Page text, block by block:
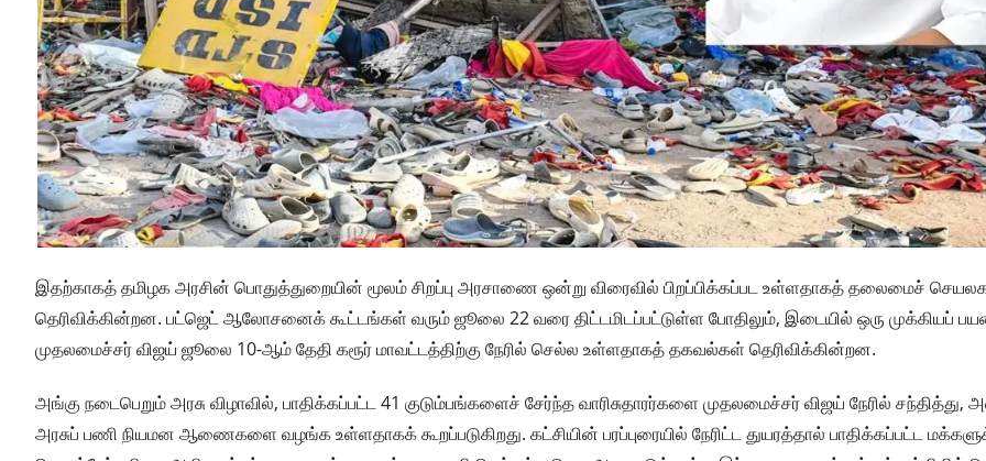
இதற்காகத் தமிழக அரசின் பொதுத்துறையின் மூலம் சிறப்பு அரசாணை ஒன்று விரைவில் பிறப்பிக்கப்பட உள்ளதாகத் தலைமைச்
தெரிவிக்கின்றன. பட்ஜெட் ஆலோசனைக் கூட்டங்கள் வரும் ஜூலை 22 வரை திட்டமிடப்பட்டுள்ள போதிலும், இடையில் ஒரு முக்கியப்
முதலமைச்சர் விஜய் ஜூலை 10-ஆம் தேதி கரூர் மாவட்டத்திற்கு நேரில் செல்ல உள்ளதாகத் தகவல்கள் தெரிவிக்கின்றன.
அங்கு நடைபெறும் அரசு விழாவில், பாதிக்கப்பட்ட 41 குடும்பங்களைச் சேர்ந்த வாரிசுதாரர்களை முதலமைச்சர் விஜய் நேரில் சந்தித்து,
அரசுப் பணி நியமன ஆணைகளை வழங்க உள்ளதாகக் கூறப்படுகிறது. கட்சியின் பரப்புரையில் நேரிட்ட துயரத்தால் பாதிக்கப்பட்ட